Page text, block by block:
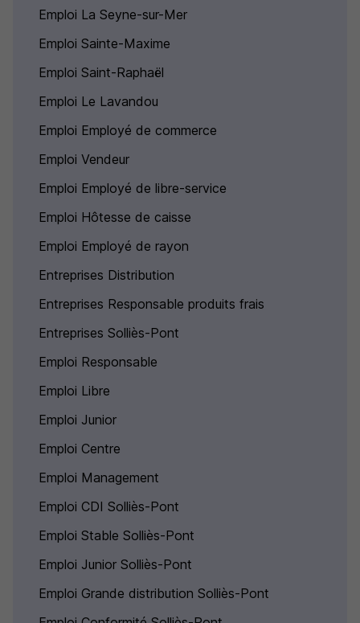
Emploi La Seyne-sur-Mer
Emploi Sainte-Maxime
Emploi Saint-Raphaël
Emploi Le Lavandou
Emploi Employé de commerce
Emploi Vendeur
Emploi Employé de libre-service
Emploi Hôtesse de caisse
Emploi Employé de rayon
Entreprises Distribution
Entreprises Responsable produits frais
Entreprises Solliès-Pont
Emploi Responsable
Emploi Libre
Emploi Junior
Emploi Centre
Emploi Management
Emploi CDI Solliès-Pont
Emploi Stable Solliès-Pont
Emploi Junior Solliès-Pont
Emploi Grande distribution Solliès-Pont